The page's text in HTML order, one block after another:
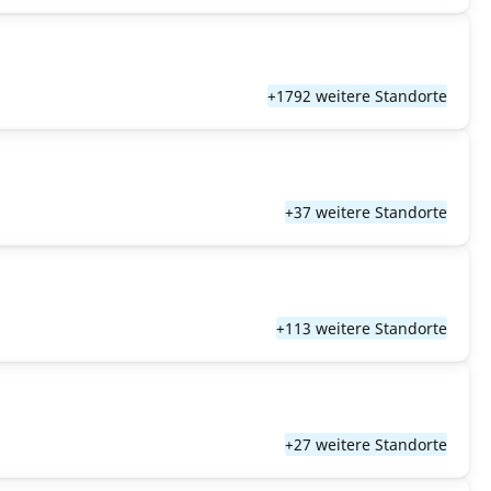
+1792 weitere Standorte
+37 weitere Standorte
+113 weitere Standorte
+27 weitere Standorte